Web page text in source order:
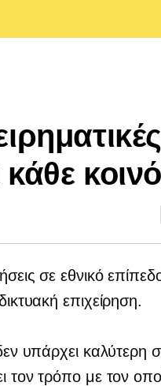
σε εθνικό
επιχείρηση.
υπάρχει καλύτερη
τον τρόπο με τον